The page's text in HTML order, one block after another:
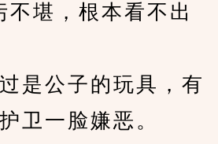
堪，根本看不出
公子的玩具，有
卫一脸嫌恶。